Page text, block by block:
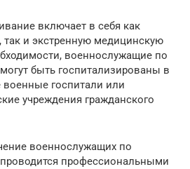
включает в себя как
и экстренную медицинскую
военнослужащие по
быть госпитализированы в
госпитали или
учреждения гражданского
военнослужащих по
проводится профессиональными